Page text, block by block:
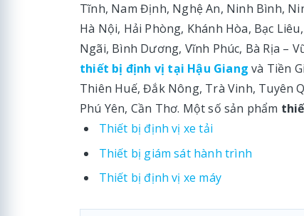
Tĩnh, Nam Định, Nghệ An, Ninh Bình,
Hà Nội, Hải Phòng, Khánh Hòa, Bạc
Ngãi, Bình Dương, Vĩnh Phúc, Bà Rịa –
thiết bị định vị tại Hậu Giang và Tiền
Thiên Huế, Đắk Nông, Trà Vinh, Tuyên
Phú Yên, Cần Thơ. Một số sản phẩm
Thiết bị định vị xe tải
Thiết bị giám sát hành trình
Thiết bị định vị xe máy